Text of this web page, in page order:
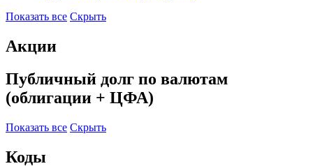
Показать все Скрыть
Акции
Публичный долг по валютам
(облигации + ЦФА)
Показать все Скрыть
Коды